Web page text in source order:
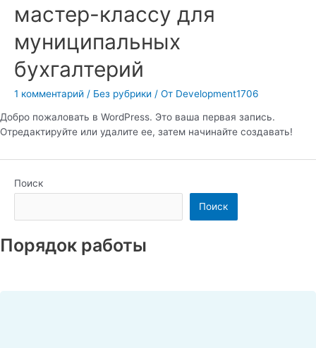
мастер-классу для
муниципальных
бухгалтерий
1 комментарий / Без рубрики / От Development1706
Добро пожаловать в WordPress. Это ваша первая запись.
Отредактируйте или удалите ее, затем начинайте создавать!
Поиск
Поиск
Порядок работы